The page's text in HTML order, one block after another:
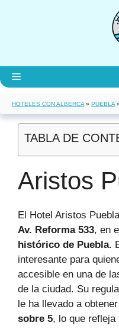
Menú
HOTELES CON ALBERCA » PUEBLA »
TABLA DE
Aristos
El Hotel Aristos
Av. Reforma 533, en
histórico de Puebla.
interesante para
accesible en una de
de la ciudad. Su
le ha llevado a
sobre 5, lo que